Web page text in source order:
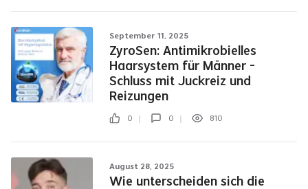
September 11, 2025
ZyroSen: Antimikrobielles
Haarsystem für Männer –
Schluss mit Juckreiz und
Reizungen
0 0 810
August 28, 2025
Wie unterscheiden sich die